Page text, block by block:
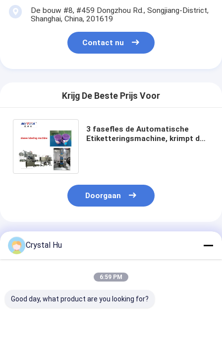
De bouw #8, #459 Dongzhou Rd., Songjiang-District,
Shanghai, China, 201619
Contact nu
Krijg De Beste Prijs Voor
3 fasefles de Automatische
Etiketteringsmachine, krimpt de
Doorgaan
Geadviseerde Producten
Crystal Hu
6:59 PM
Good day, what product are you looking for?